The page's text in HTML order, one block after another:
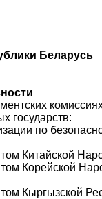
Беларусь
государств:
по
Китайской
Корейской
Кыргызской